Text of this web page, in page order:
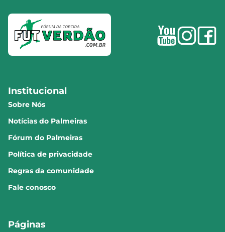
Institucional
Sobre Nós
Notícias do Palmeiras
Fórum do Palmeiras
Política de privacidade
Regras da comunidade
Fale conosco
Páginas